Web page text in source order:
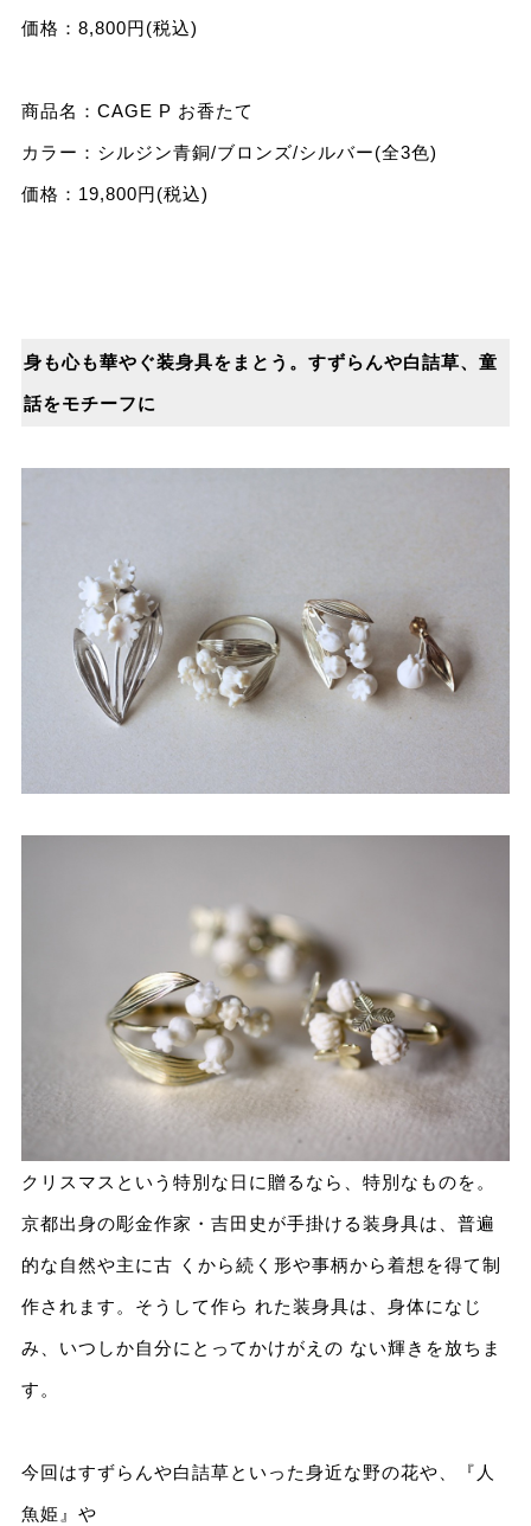
価格：8,800円(税込)
商品名：CAGE P お⾹たて
カラー：シルジン⻘銅/ブロンズ/シルバー(全3⾊)
価格：19,800円(税込)
⾝も⼼も華やぐ装⾝具をまとう。すずらんや⽩詰草、童
話をモチーフに
クリスマスという特別な⽇に贈るなら、特別なものを。
京都出⾝の彫⾦作家・吉⽥史が⼿掛ける装⾝具は、普遍
的な⾃然や主に古 くから続く形や事柄から着想を得て制
作されます。そうして作ら れた装⾝具は、⾝体になじ
み、いつしか⾃分にとってかけがえの ない輝きを放ちま
す。
今回はすずらんや⽩詰草といった⾝近な野の花や、『⼈
⿂姫』や